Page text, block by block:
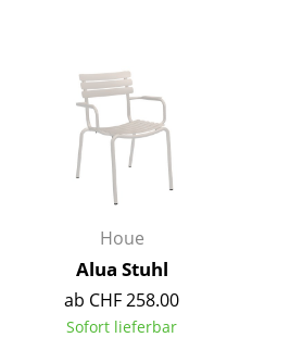
Louis Poulsen
Muuto
Nils Holger Moormann
Richard Lampert
USM Haller
Houe
Alua Stuhl
ab CHF 258.00
Sofort lieferbar